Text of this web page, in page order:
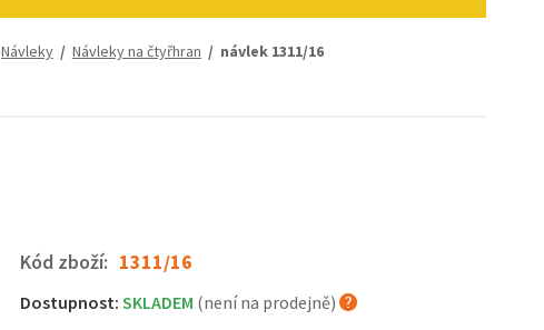
Návleky/ Návleky na čtyřhran / návlek 1311/16
Kód zboží: 1311/16
Dostupnost: SKLADEM (není na prodejně)